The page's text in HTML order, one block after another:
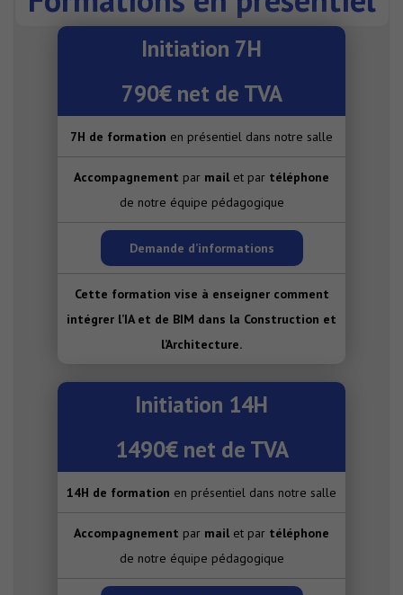
Initiation 7H
790€ net de TVA
7H de formation en présentiel dans notre salle
Accompagnement par mail et par téléphone
de notre équipe pédagogique
Demande d’informations
Cette formation vise à enseigner comment
intégrer l’IA et de BIM dans la Construction et
l’Architecture.
Initiation 14H
1490€ net de TVA
14H de formation en présentiel dans notre salle
Accompagnement par mail et par téléphone
de notre équipe pédagogique